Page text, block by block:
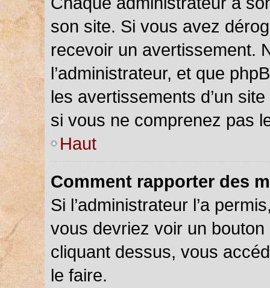
son site. Si vous avez
recevoir un avertissement.
l’administrateur, et que
les avertissements d’un
si vous ne comprenez pas
Haut
Comment rapporter des
Si l’administrateur l’a
vous devriez voir un
cliquant dessus, vous
le faire.